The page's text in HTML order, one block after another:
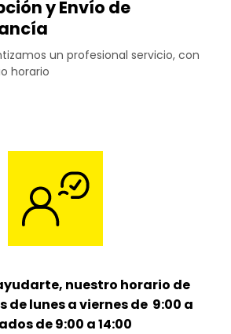
y Envío de
un profesional servicio, con
horario
nuestro horario de
de lunes a viernes de 9:00 a
de 9:00 a 14:00